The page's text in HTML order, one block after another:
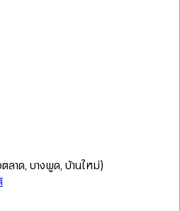
ลาด, บางพูด, บ้านใหม่)